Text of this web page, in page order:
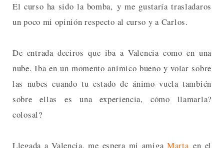
El curso ha sido la bomba, y me gustaría trasladaros
un poco mi opinión respecto al curso y a Carlos.
De entrada deciros que iba a Valencia como en una
nube. Iba en un momento anímico bueno y volar sobre
las nubes cuando tu estado de ánimo vuela también
sobre ellas es una experiencia, cómo llamarla?
colosal?
Llegada a Valencia, me espera mi amigaMartaen el